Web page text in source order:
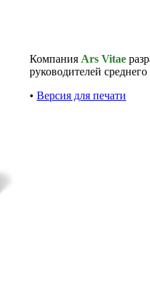
Компания Ars Vitae
руководителей
• Версия для печати